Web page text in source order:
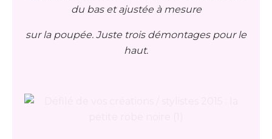
du bas et ajustée à mesure
sur la poupée. Juste trois démontages pour le
haut.